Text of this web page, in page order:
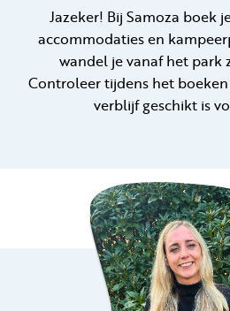
Jazeker! Bij Samoza boek
accommodaties en
wandel je vanaf het park
Controleer tijdens het
verblijf geschikt is